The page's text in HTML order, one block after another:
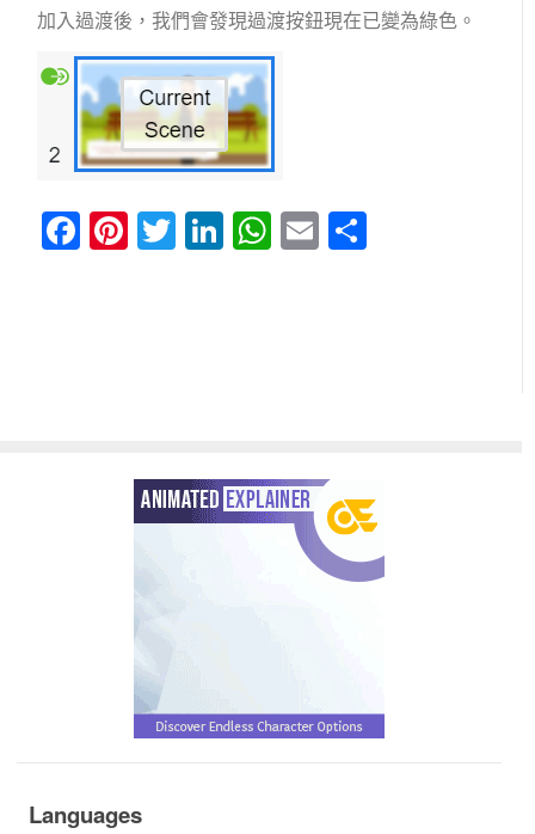
加入過渡後，我們會發現過渡按鈕現在已變為綠色。
Facebook
Pinterest
Twitter
LinkedIn
WhatsApp
Email
Languages